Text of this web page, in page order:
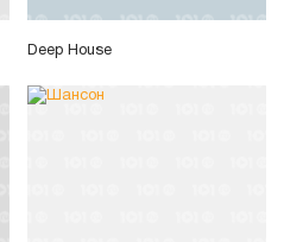
Deep House